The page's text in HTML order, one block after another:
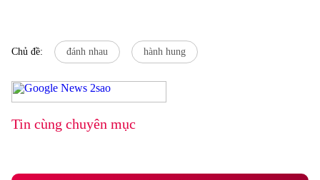
Chủ đề: đánh nhau hành hung
Tin cùng chuyên mục